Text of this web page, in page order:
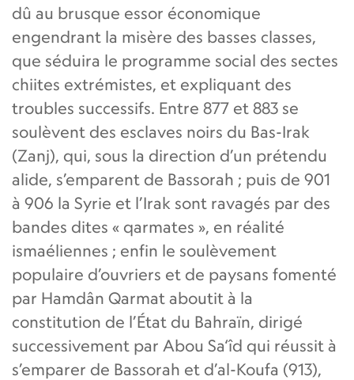
dû au brusque essor économique
engendrant la misère des basses classes,
que séduira le programme social des sectes
chiites extrémistes, et expliquant des
troubles successifs. Entre 877 et 883 se
soulèvent des esclaves noirs du Bas-Irak
(Zanj), qui, sous la direction d’un prétendu
alide, s’emparent de Bassorah ; puis de 901
à 906 la Syrie et l’Irak sont ravagés par des
bandes dites « qarmates », en réalité
ismaéliennes ; enfin le soulèvement
populaire d’ouvriers et de paysans fomenté
par Hamdân Qarmat aboutit à la
constitution de l’État du Bahraïn, dirigé
successivement par Abou Sa‘îd qui réussit à
s’emparer de Bassorah et d’al-Koufa (913),